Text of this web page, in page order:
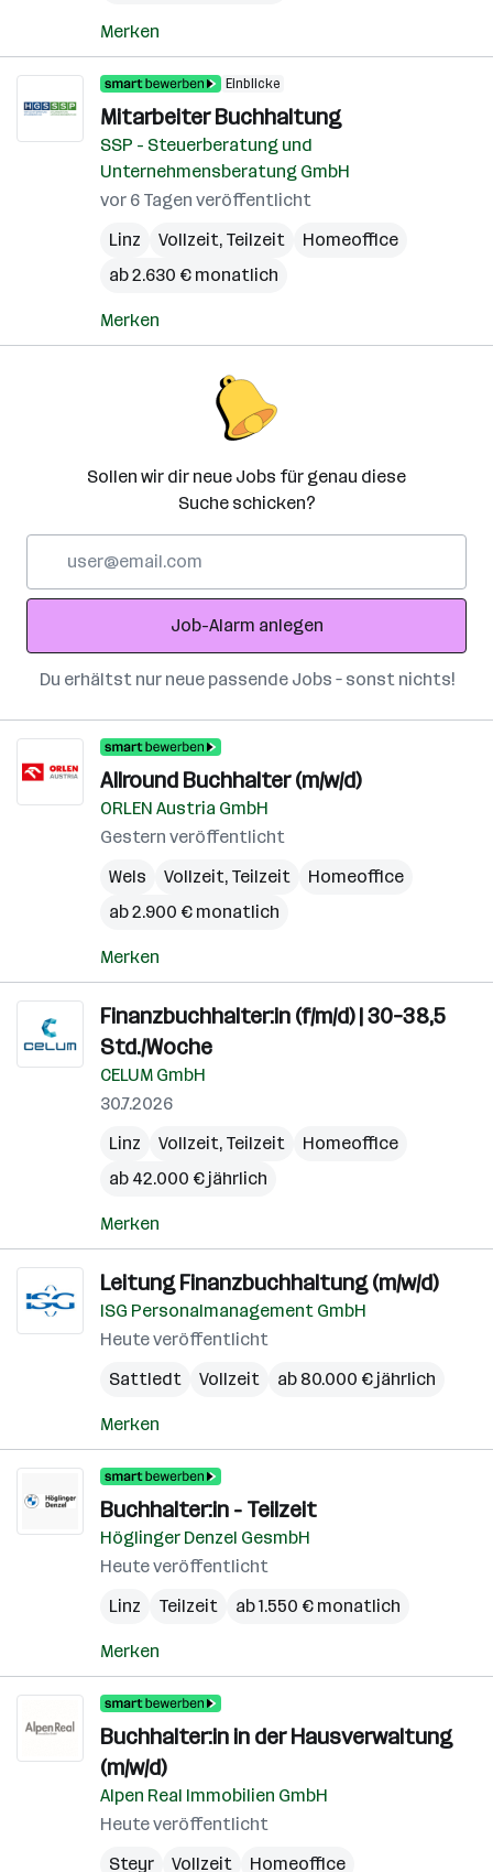
Merken
Einblicke
Mitarbeiter Buchhaltung
SSP - Steuerberatung und
Unternehmensberatung GmbH
vor 6 Tagen veröffentlicht
Linz
Vollzeit, Teilzeit
Homeoffice
ab 2.630 € monatlich
Merken
Sollen wir dir neue Jobs für genau diese
Suche schicken?
Adresse
Job-Alarm anlegen
Du erhältst nur neue passende Jobs – sonst nichts!
Allround Buchhalter (m/w/d)
ORLEN Austria GmbH
Gestern veröffentlicht
Wels
Vollzeit, Teilzeit
Homeoffice
ab 2.900 € monatlich
Merken
Finanzbuchhalter:in (f/m/d) | 30–38,5
Std./Woche
CELUM GmbH
30.7.2026
Linz
Vollzeit, Teilzeit
Homeoffice
ab 42.000 € jährlich
Merken
Leitung Finanzbuchhaltung (m/w/d)
ISG Personalmanagement GmbH
Heute veröffentlicht
Sattledt
Vollzeit ab 80.000 € jährlich
Merken
Buchhalter:in - Teilzeit
Höglinger Denzel GesmbH
Heute veröffentlicht
Linz
Teilzeit ab 1.550 € monatlich
Merken
Buchhalter:in in der Hausverwaltung
(m/w/d)
Alpen Real Immobilien GmbH
Heute veröffentlicht
Steyr
Vollzeit Homeoffice